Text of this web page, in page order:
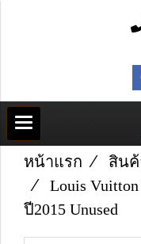
หน้าแรก สิน
Louis
ปี2015 Unused